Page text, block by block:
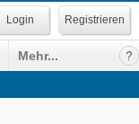
Registrieren
Mehr...